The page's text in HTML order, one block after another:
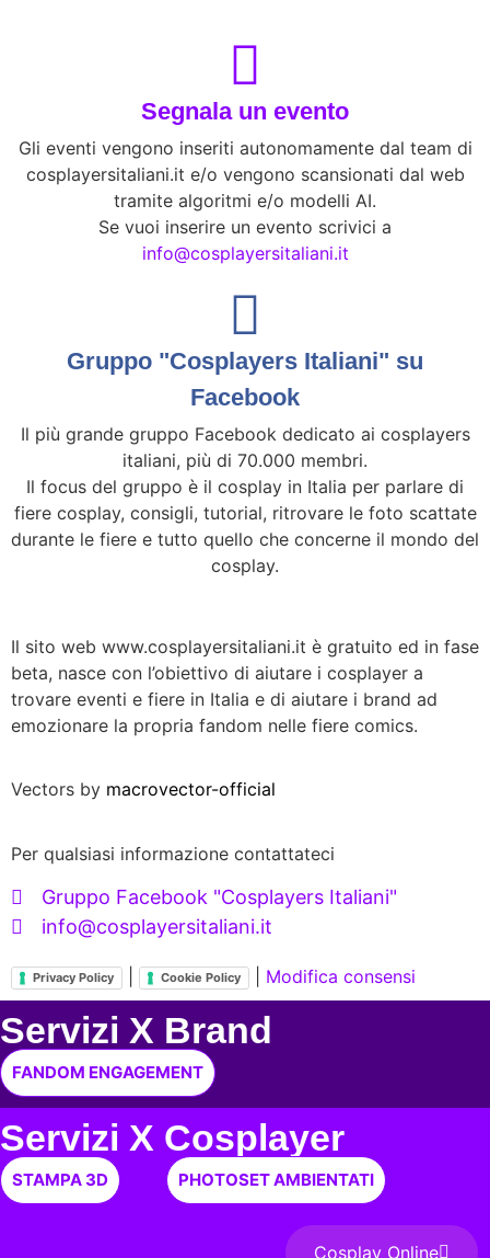
Segnala un evento
Gli eventi vengono inseriti autonomamente dal team di
cosplayersitaliani.it e/o vengono scansionati dal web
tramite algoritmi e/o modelli AI.
Se vuoi inserire un evento scrivici a
info@cosplayersitaliani.it
Gruppo "Cosplayers Italiani" su
Facebook
Il più grande gruppo Facebook dedicato ai cosplayers
italiani, più di 70.000 membri.
Il focus del gruppo è il cosplay in Italia per parlare di
fiere cosplay, consigli, tutorial, ritrovare le foto scattate
durante le fiere e tutto quello che concerne il mondo del
cosplay.
Il sito web www.cosplayersitaliani.it è gratuito ed in fase
beta, nasce con l’obiettivo di aiutare i cosplayer a
trovare eventi e fiere in Italia e di aiutare i brand ad
emozionare la propria fandom nelle fiere comics.
Vectors by macrovector-official
Per qualsiasi informazione contattateci
Gruppo Facebook "Cosplayers Italiani"
info@cosplayersitaliani.it
Privacy Policy Cookie Policy Modifica consensi
Servizi X Brand
FANDOM ENGAGEMENT
Servizi X Cosplayer
STAMPA 3D PHOTOSET AMBIENTATI
Cosplay Online